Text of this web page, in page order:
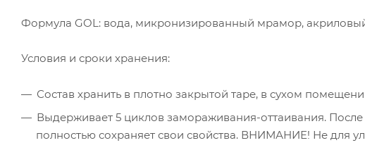
Формула GOL: вода, микронизированный мрамор,
Условия и сроки хранения:
Состав хранить в плотно закрытой таре, в сухом
Выдерживает 5 циклов замораживания-оттаивания.
полностью сохраняет свои свойства. ВНИМАНИЕ! Не для